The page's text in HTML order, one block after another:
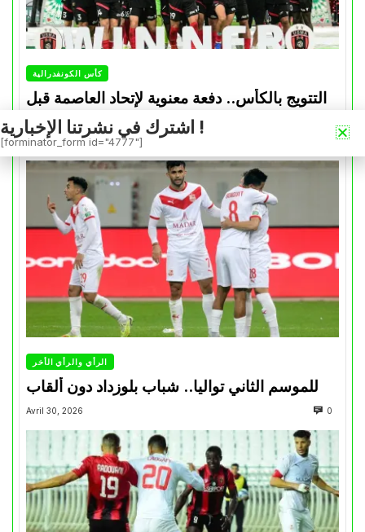
كأس الكونفدرالية
التتويج بالكأس.. دفعة معنوية لإتحاد العاصمة قبل
موقعة الزمالك في نهائي الكونفدرالية
Avril 30, 2026
الرأي والرأي الأخر
للموسم الثاني تواليا.. شباب بلوزداد دون ألقاب
Avril 30, 2026 0
اشترك في نشرتنا الإخبارية !
[forminator_form id="4777"]